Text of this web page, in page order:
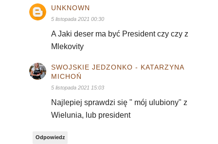
UNKNOWN
5 listopada 2021 00:30
A Jaki deser ma być President czy czy z
Mlekovity
SWOJSKIE JEDZONKO - KATARZYNA
MICHOŃ
5 listopada 2021 15:03
Najlepiej sprawdzi się " mój ulubiony" z
Wielunia, lub president
Odpowiedz